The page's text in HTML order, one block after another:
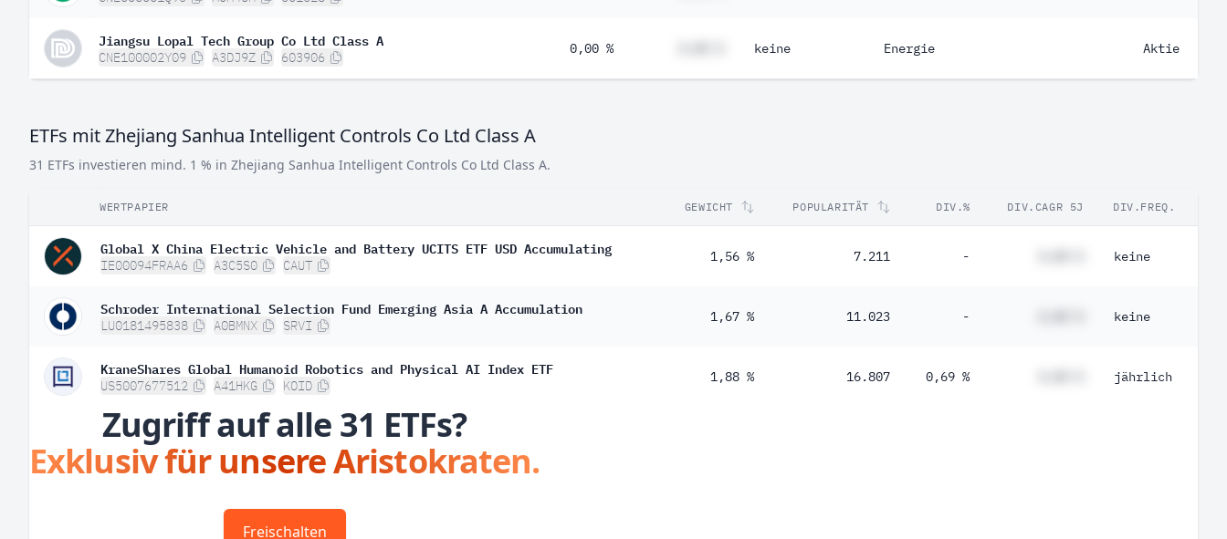
Jiangsu Lopal Tech Group Co Ltd Class A
CNE100002Y09 A3DJ9Z 603906
0,00 % keine Energie Aktie
ETFs mit Zhejiang Sanhua Intelligent Controls Co Ltd Class A
31 ETFs investieren mind. 1 % in Zhejiang Sanhua Intelligent Controls Co Ltd Class A.
WERTPAPIER GEWICHT POPULARITÄT DIV.% DIV.CAGR 5J DIV.FREQ.
Global X China Electric Vehicle and Battery UCITS ETF USD Accumulating
IE00094FRAA6 A3C5S0 CAUT
1,56 % 7.211 - keine
Schroder International Selection Fund Emerging Asia A Accumulation
LU0181495838 A0BMNX SRVI
1,67 % 11.023 - keine
KraneShares Global Humanoid Robotics and Physical AI Index ETF
US5007677512 A41HKG KOID
1,88 % 16.807 0,69 % jährlich
Zugriff auf alle 31 ETFs?
Exklusiv für unsere Aristokraten.
Freischalten